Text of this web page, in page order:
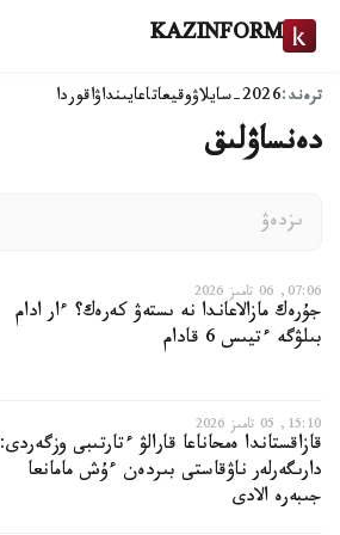
KAZINFORM
ترەند:2026-سايلاۋ وقيعاتاعايىنداۋاقوردا
دەنساۋلىق
07:06, 06 تامىز 2026
جۇرەك مازالاعاندا نە ىستەۋ كەرەك؟ ءار ادام
بىلۋگە ءتيىس 6 قادام
15:10, 05 تامىز 2026
قازاقستاندا ەمحاناعا قارالۋ ءتارتىبى وزگەردى:
دارىگەرلەر ناۋقاستى بىردەن ءۇش مامانعا
جىبەرە الادى